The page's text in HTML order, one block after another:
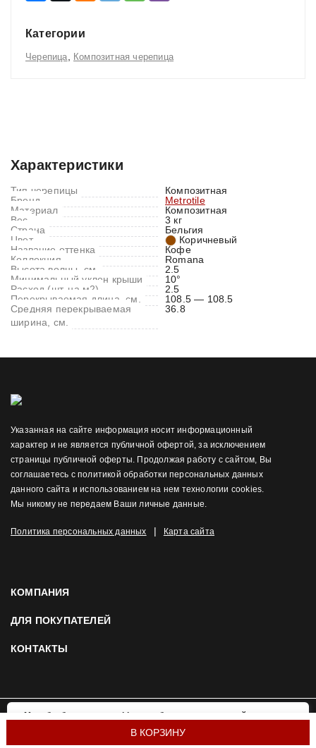
В КОРЗИНУ
Категории
Черепица Композитная черепица
Характеристики
Тип черепицы
Композитная
Бренд
Metrotile
Материал
Композитная
Вес
3 кг
Страна
Бельгия
Цвет
Коричневый
Название оттенка
Кофе
Коллекция
Romana
Высота волны, см.
2.5
Минимальный уклон крыши
10°
Расход (шт. на м2)
2.5
Перекрываемая длина, см.
108.5 — 108.5
Средняя перекрываемая
ширина, см.
36.8
Указанная на сайте информация носит информационный
характер и не является публичной офертой, за исключением
страницы публичной оферты. Продолжая работу с сайтом, Вы
соглашаетесь с политикой обработки персональных данных
данного сайта и использованием на нем технологии cookies.
Мы никому не передаем Ваши личные данные.
Политика персональных данных | Карта сайта
КОМПАНИЯ
ДЛЯ ПОКУПАТЕЛЕЙ
КОНТАКТЫ
Мы обрабатываем cookies, чтобы сделать наш сайт
политика использования cookies.